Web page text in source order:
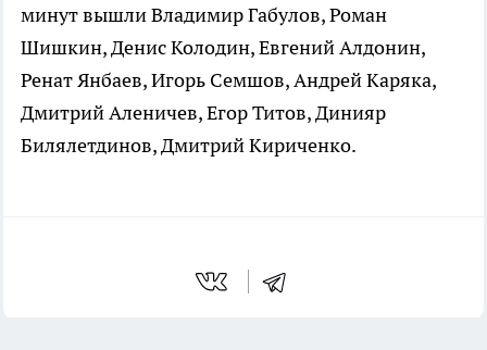
минут вышли Владимир Габулов, Роман
Шишкин, Денис Колодин, Евгений Алдонин,
Ренат Янбаев, Игорь Семшов, Андрей Каряка,
Дмитрий Аленичев, Егор Титов, Динияр
Билялетдинов, Дмитрий Кириченко.